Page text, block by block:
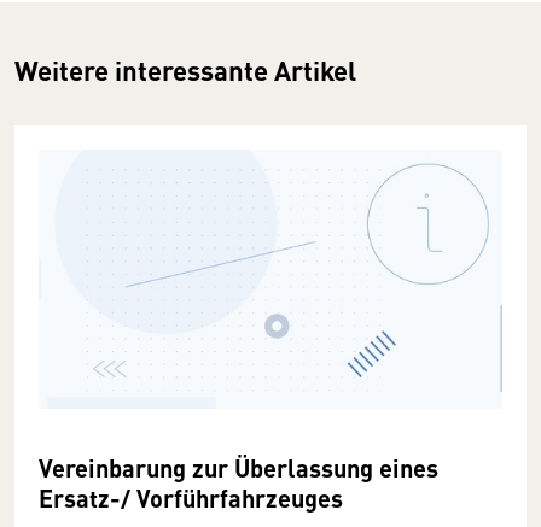
Weitere interessante Artikel
Vereinbarung zur Überlassung eines
Ersatz-/ Vorführfahrzeuges